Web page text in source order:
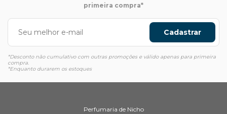
primeira compra*
Cadastrar
*Desconto não cumulativo com outras promoções e válido apenas para primeira
compra.
*Enquanto durarem os estoques
Perfumaria de Nicho